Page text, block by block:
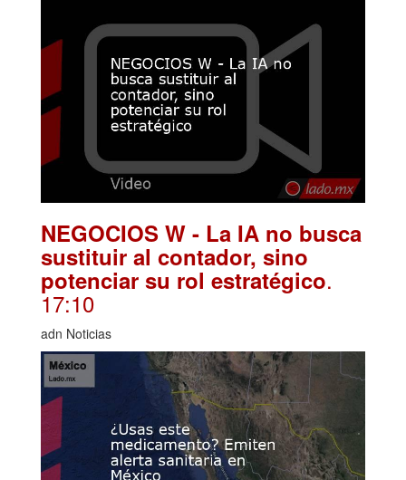
NEGOCIOS W - La IA no busca
sustituir al contador, sino
potenciar su rol estratégico.
17:10
adn Noticias